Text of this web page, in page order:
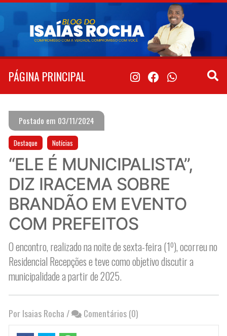
Pular
conteúdo
PÁGINA PRINCIPAL
Postado em 03/11/2024
Destaque Notícias
“ELE É MUNICIPALISTA”,
DIZ IRACEMA SOBRE
BRANDÃO EM EVENTO
COM PREFEITOS
O encontro, realizado na noite de sexta-feira (1º), ocorreu no
Residencial Recepções e teve como objetivo discutir a
municipalidade a partir de 2025.
Por Isaias Rocha / Comentários (0)